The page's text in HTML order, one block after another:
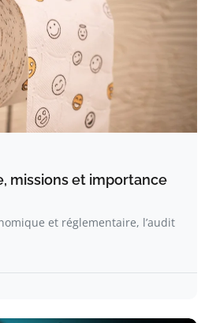
missions et importance
et réglementaire, l’audit